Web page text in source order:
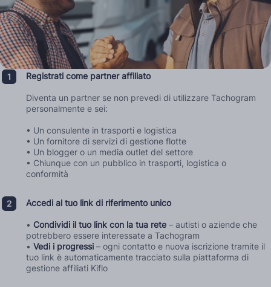
Registrati come partner affiliato
Diventa un partner se non prevedi di utilizzare Tachogram
personalmente e sei:
• Un consulente in trasporti e logistica
• Un fornitore di servizi di gestione flotte
• Un blogger o un media outlet del settore
• Chiunque con un pubblico in trasporti, logistica o
conformità
Accedi al tuo link di riferimento unico
• Condividi il tuo link con la tua rete – autisti o aziende che
potrebbero essere interessate a Tachogram
• Vedi i progressi – ogni contatto e nuova iscrizione tramite il
tuo link è automaticamente tracciato sulla piattaforma di
gestione affiliati Kiflo